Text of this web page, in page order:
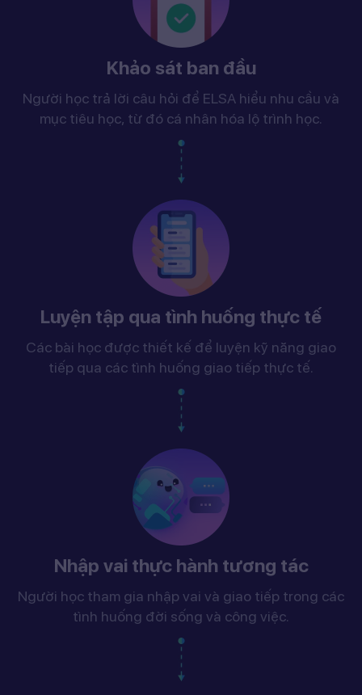
Khảo sát ban đầu
Người học trả lời câu hỏi để ELSA hiểu nhu cầu và
mục tiêu học, từ đó cá nhân hóa lộ trình học.
Luyện tập qua tình huống thực tế
Các bài học được thiết kế để luyện kỹ năng giao
tiếp qua các tình huống giao tiếp thực tế.
Nhập vai thực hành tương tác
Người học tham gia nhập vai và giao tiếp trong các
tình huống đời sống và công việc.